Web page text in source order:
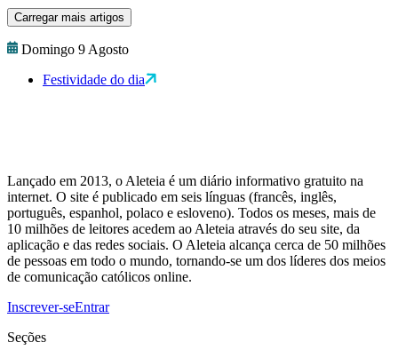
Carregar mais artigos
Domingo 9 Agosto
Festividade do dia
Lançado em 2013, o Aleteia é um diário informativo gratuito na
internet. O site é publicado em seis línguas (francês, inglês,
português, espanhol, polaco e esloveno). Todos os meses, mais de
10 milhões de leitores acedem ao Aleteia através do seu site, da
aplicação e das redes sociais. O Aleteia alcança cerca de 50 milhões
de pessoas em todo o mundo, tornando-se um dos líderes dos meios
de comunicação católicos online.
Inscrever-seEntrar
Seções